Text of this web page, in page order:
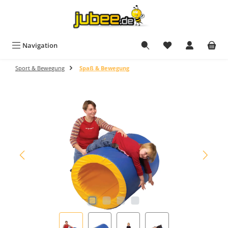
Navigation Du hast 0
Sport & Bewegung Spaß & Bewegung
Bildergalerie überspringen